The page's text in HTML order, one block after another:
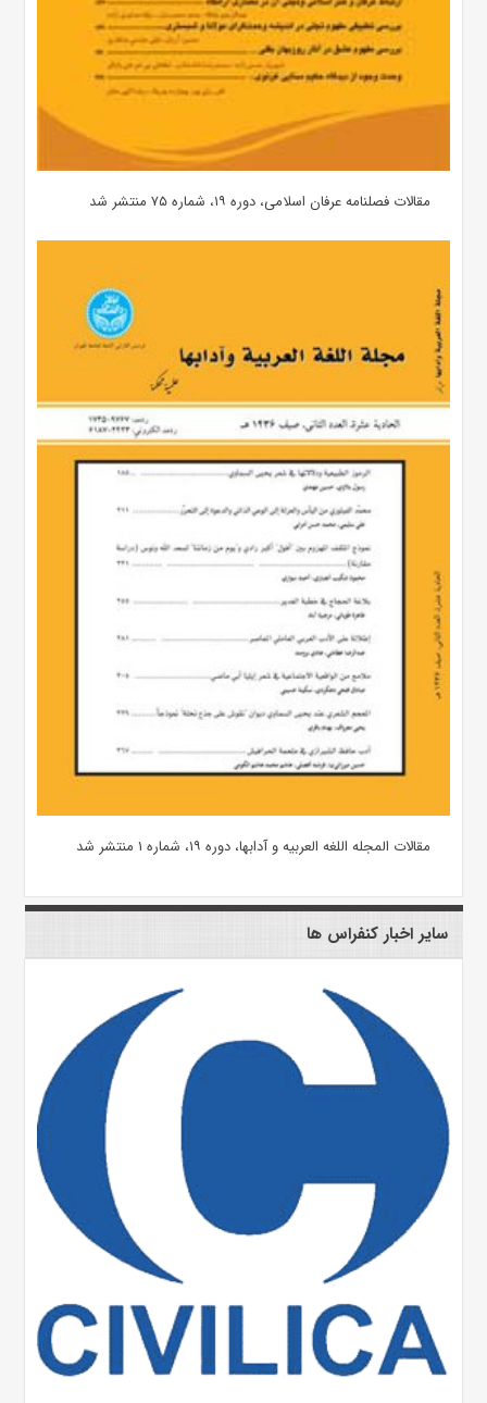
مقالات فصلنامه عرفان اسلامی، دوره ۱۹، شماره ۷۵ منتشر شد
مقالات المجله اللغه العربیه و آدابها، دوره ۱۹، شماره ۱ منتشر شد
سایر اخبار کنفراس ها